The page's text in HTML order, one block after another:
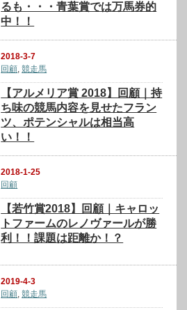
るも・・・青葉賞では万馬券的
中！！
2018-3-7
回顧,競走馬
【アルメリア賞 2018】回顧｜持
ち味の競馬内容を見せたフラン
ツ、ポテンシャルは相当高
い！！
2018-1-25
回顧
【若竹賞2018】回顧｜キャロッ
トファームのレノヴァールが勝
利！！課題は距離か！？
2019-4-3
回顧 ,競走馬